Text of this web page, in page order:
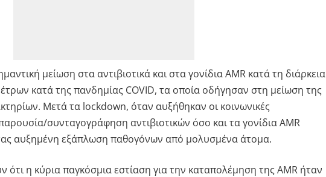
μείωση στα αντιβιοτικά και στα γονίδια AMR κατά τη διάρκεια
κατά της πανδημίας COVID, τα οποία οδήγησαν στη μείωση της
Μετά τα lockdown, όταν αυξήθηκαν οι κοινωνικές
συνταγογράφηση αντιβιοτικών όσο και τα γονίδια AMR
αυξημένη εξάπλωση παθογόνων από μολυσμένα άτομα.
ότι η κύρια παγκόσμια εστίαση για την καταπολέμηση της AMR ήταν